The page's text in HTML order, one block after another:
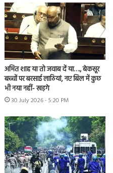
अमित शाह या तो जवाब दें या…., बेकसूर
बच्चों पर बरसाई लाठियां, नए बिल में कुछ
भी नया नहीं- खड़गे
30 July 2026 - 5:20 PM